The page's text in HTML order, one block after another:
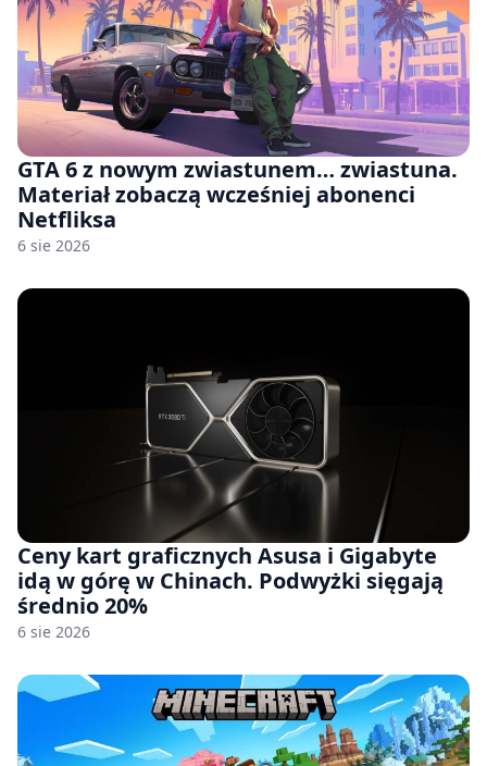
GTA 6 z nowym zwiastunem… zwiastuna.
Materiał zobaczą wcześniej abonenci
Netfliksa
6 sie 2026
Ceny kart graficznych Asusa i Gigabyte
idą w górę w Chinach. Podwyżki sięgają
średnio 20%
6 sie 2026